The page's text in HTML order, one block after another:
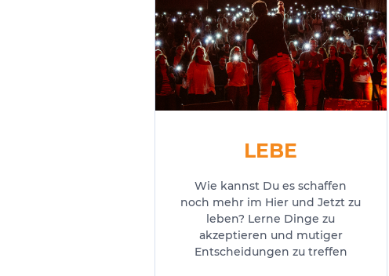
LEBE
Wie kannst Du es schaffen
noch mehr im Hier und Jetzt zu
leben? Lerne Dinge zu
akzeptieren und mutiger
Entscheidungen zu treffen